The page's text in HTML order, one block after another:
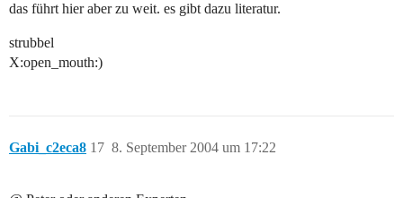
das führt hier aber zu weit. es gibt dazu literatur.
strubbel
X:open_mouth:)
Gabi_c2eca8 8. September 2004 um 17:22
17